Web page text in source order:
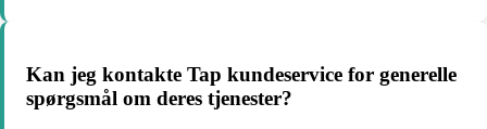
Kan jeg kontakte Tap kundeservice for generelle
spørgsmål om deres tjenester?